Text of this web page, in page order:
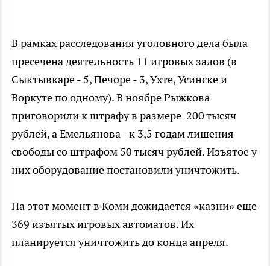
В рамках расследования уголовного дела была
пресечена деятельность 11 игровых залов (в
Сыктывкаре - 5, Печоре - 3, Ухте, Усинске и
Воркуте по одному). В ноябре Рыжкова
приговорили к штрафу в размере 200 тысяч
рублей, а Емельянова - к 3,5 годам лишения
свободы со штрафом 50 тысяч рублей. Изъятое у
них оборудование постановили уничтожить.
На этот момент в Коми дожидается «казни» еще
369 изъятых игровых автоматов. Их
планируется уничтожить до конца апреля.